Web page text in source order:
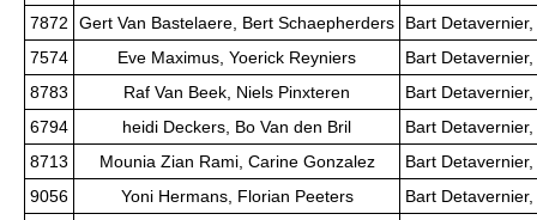
7872
Gert Van Bastelaere, Bert Schaepherders
Bart
7574
Eve Maximus, Yoerick Reyniers
Bart
8783
Raf Van Beek, Niels Pinxteren
Bart
6794
heidi Deckers, Bo Van den Bril
Bart
8713
Mounia Zian Rami, Carine Gonzalez
Bart
9056
Yoni Hermans, Florian Peeters
Bart